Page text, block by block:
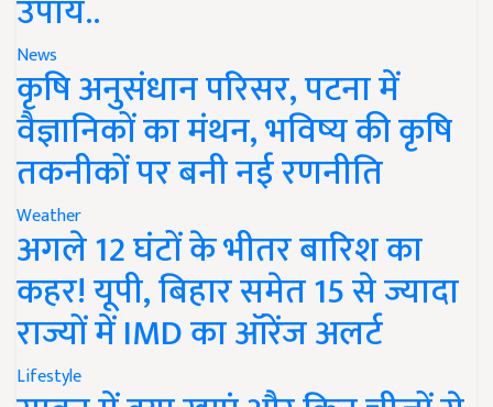
उपाय..
News
कृषि अनुसंधान परिसर, पटना में
वैज्ञानिकों का मंथन, भविष्य की कृषि
तकनीकों पर बनी नई रणनीति
Weather
अगले 12 घंटों के भीतर बारिश का
कहर! यूपी, बिहार समेत 15 से ज्यादा
राज्यों में IMD का ऑरेंज अलर्ट
Lifestyle